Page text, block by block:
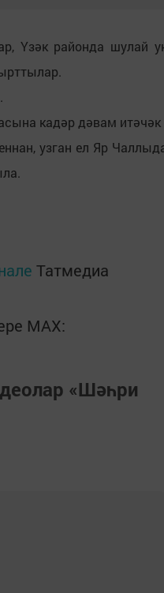
Үзәк районда шулай
кадәр дәвам итәчәк
узган ел Яр
Татмедиа
MАХ:
«Шәһри